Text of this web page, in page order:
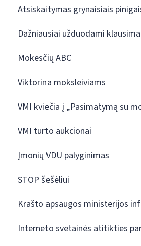
Atsiskaitymas grynaisiais
Dažniausiai užduodami
Mokesčių ABC
Viktorina moksleiviams
VMI kviečia į „Pasimatymą su
VMI turto aukcionai
Įmonių VDU palyginimas
STOP šešėliui
Krašto apsaugos ministerijos
Interneto svetainės atitikties